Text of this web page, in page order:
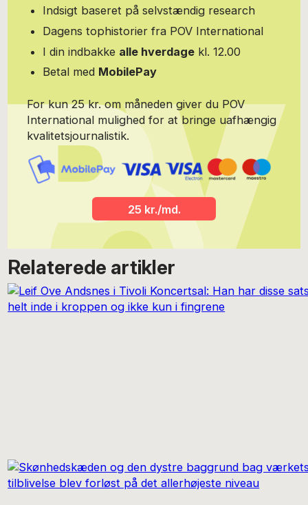
Indsigt baseret på selvstændig research
Dagens tophistorier fra POV International
I din indbakke alle hverdage kl. 12.00
Betal med MobilePay
For kun 25 kr. om måneden giver du POV
International mulighed for at bringe uafhængig
kvalitetsjournalistik.
25 kr./md.
Relaterede artikler